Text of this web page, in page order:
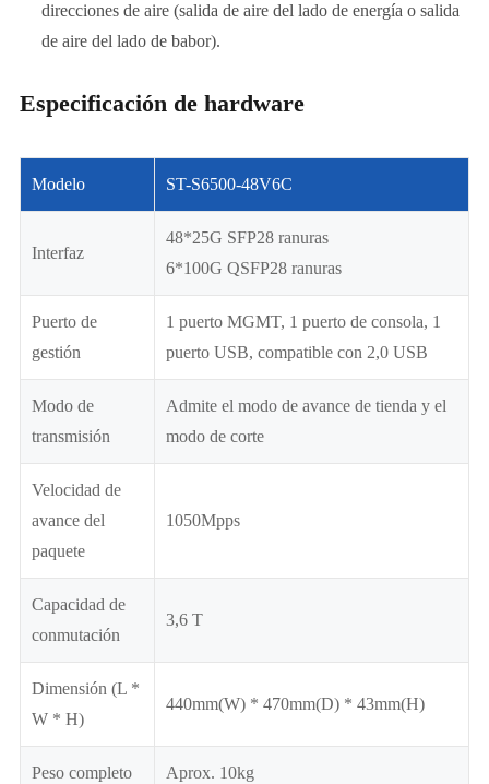
direcciones de aire (salida de aire del lado de energía o salida
de aire del lado de babor).
Especificación de hardware
Modelo ST-S6500-48V6C
Interfaz
48*25G SFP28 ranuras
6*100G QSFP28 ranuras
Puerto de
gestión
1 puerto MGMT, 1 puerto de consola, 1
puerto USB, compatible con 2,0 USB
Modo de
transmisión
Admite el modo de avance de tienda y el
modo de corte
Velocidad de
avance del
paquete
1050Mpps
Capacidad de
conmutación
3,6 T
Dimensión (L *
W * H)
440mm(W) * 470mm(D) * 43mm(H)
Peso completo Aprox. 10kg